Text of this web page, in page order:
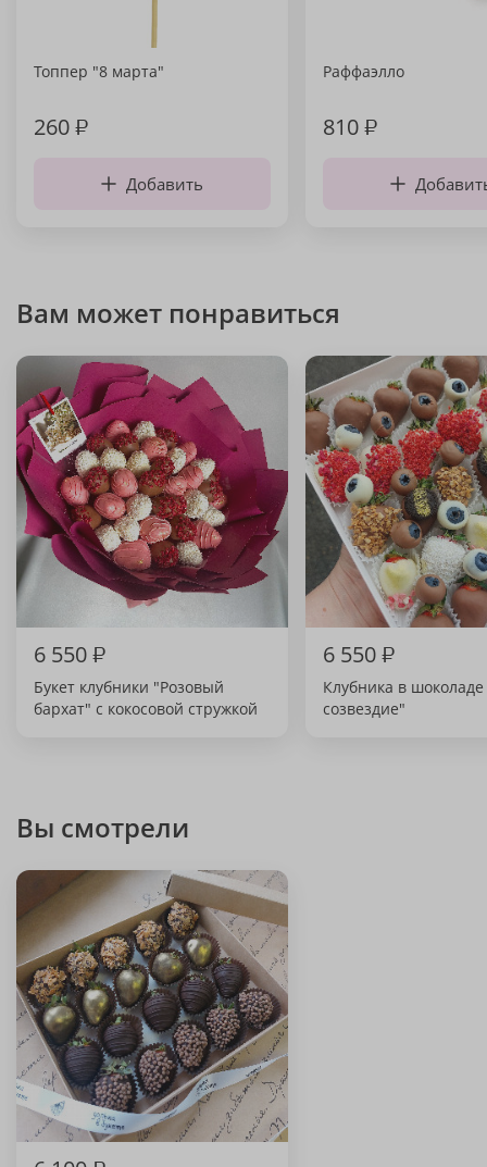
Топпер "8 марта"
260₽
Добавить
Раффаэлло
810₽
Вам может понравиться
6 550₽
Букет клубники "Розовый
бархат" с кокосовой стружкой
6 550₽
Клубника в
созвездие"
Вы смотрели